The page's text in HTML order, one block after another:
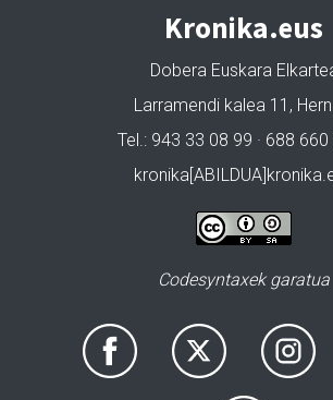
Kronika.eus
Dobera Euskara
Larramendi kalea 11,
Tel.: 943 33 08 99 · 688 660
Codesyntaxek garatua